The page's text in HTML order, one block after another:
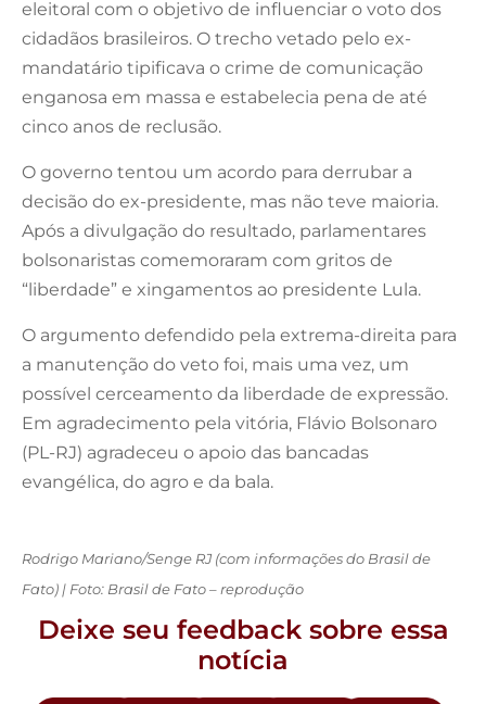
eleitoral com o objetivo de influenciar o voto dos
cidadãos brasileiros. O trecho vetado pelo ex-
mandatário tipificava o crime de comunicação
enganosa em massa e estabelecia pena de até
cinco anos de reclusão.
O governo tentou um acordo para derrubar a
decisão do ex-presidente, mas não teve maioria.
Após a divulgação do resultado, parlamentares
bolsonaristas comemoraram com gritos de
“liberdade” e xingamentos ao presidente Lula.
O argumento defendido pela extrema-direita para
a manutenção do veto foi, mais uma vez, um
possível cerceamento da liberdade de expressão.
Em agradecimento pela vitória, Flávio Bolsonaro
(PL-RJ) agradeceu o apoio das bancadas
evangélica, do agro e da bala.
Rodrigo Mariano/Senge RJ (com informações do Brasil de
Fato) | Foto: Brasil de Fato – reprodução
Deixe seu feedback sobre essa
notícia